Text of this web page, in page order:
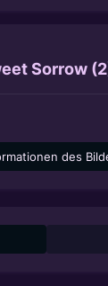
Sorrow
des